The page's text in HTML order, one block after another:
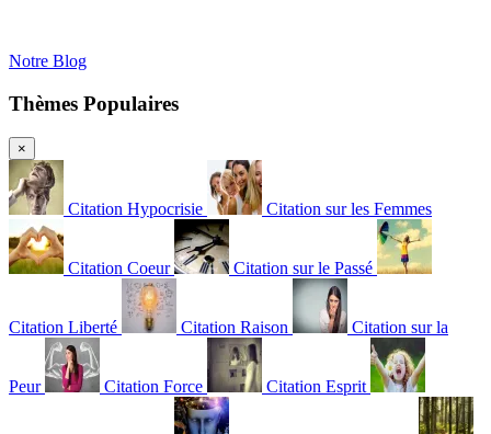
Notre Blog
Thèmes Populaires
×
Citation Hypocrisie Citation sur les Femmes
Citation Coeur Citation sur le Passé
Citation Liberté Citation Raison Citation sur la
Peur Citation Force Citation Esprit